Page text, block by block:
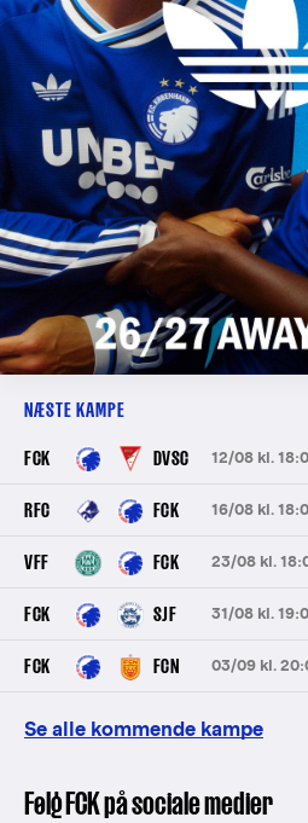
NÆSTE KAMPE
12/08 kl.
FCK DVSC
16/08 kl.
RFC FCK
23/08 kl.
VFF FCK
31/08 kl.
FCK SJF
03/09 kl.
FCK FCN
Se alle kommende kampe
Følg FCK på sociale medier